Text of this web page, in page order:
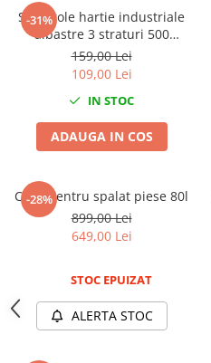
Tig-Wig
Pompe si Cilindri Hidraulici
Prese pentru arcuri
Schimb ulei
Chei buson baie ulei
Chei filtru ulei
Recuperatoare de ulei
Scule De Mana si Unelte
Aparate de nituit si capsat
-31%
Set 2 role hartie industriale
albastre 3 straturi 500
portii,170M/rola 34x22cm
Mega Blue
159,00 Lei
109,00 Lei
IN STOC
ADAUGA IN COS
-28%
Cuva pentru spalat piese 80l
899,00 Lei
649,00 Lei
STOC EPUIZAT
ALERTA STOC